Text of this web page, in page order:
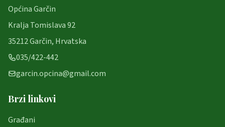
Općina Garčin
Kralja Tomislava 92
35212 Garčin, Hrvatska
035/422-442
garcin.opcina@gmail.com
Brzi linkovi
Građani